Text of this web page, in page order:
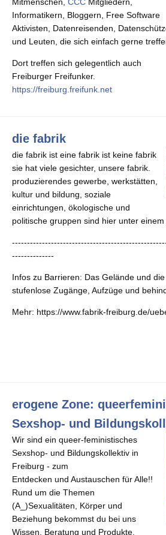
Informatikern, Bloggern, Free Software
Aktivisten, Datenreisenden,
und Leuten, die sich einfach gerne
Dort treffen sich gelegentlich auch
Freiburger Freifunker.
https://freiburg.freifunk.net
die fabrik
die fabrik ist eine fabrik ist keine fabrik
sie hat viele gesichter, unsere fabrik.
produzierendes gewerbe, werkstätten,
kultur und bildung, soziale
einrichtungen, ökologische und
politische gruppen sind hier unter einem
--------------
Infos zu Barrieren: Das Gelände und
stufenlose Zugänge, Aufzüge und
Mehr: https://www.fabrik-freiburg.de/
erogene Zone:
Sexshop- und
Wir sind ein queer-feministisches
Sexshop- und Bildungskollektiv in
Freiburg - zum
Entdecken und Austauschen für Alle!!
Rund um die Themen
(A_)Sexualitäten, Körper und
Beziehung bekommst du bei uns
Wissen,
Beratung und Produkte.